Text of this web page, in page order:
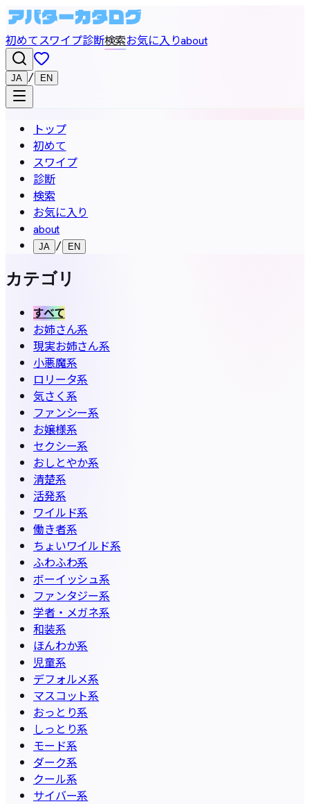
初めてスワイプ診断検索お気に入りabout
JA / EN
トップ
初めて
スワイプ
診断
検索
お気に入り
about
JA / EN
カテゴリ
すべて
お姉さん系
現実お姉さん系
小悪魔系
ロリータ系
気さく系
ファンシー系
お嬢様系
セクシー系
おしとやか系
清楚系
活発系
ワイルド系
働き者系
ちょいワイルド系
ふわふわ系
ボーイッシュ系
ファンタジー系
学者・メガネ系
和装系
ほんわか系
児童系
デフォルメ系
マスコット系
おっとり系
しっとり系
モード系
ダーク系
クール系
サイバー系